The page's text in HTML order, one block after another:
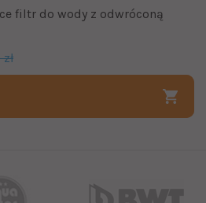
filtr do wody z odwróconą